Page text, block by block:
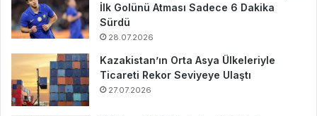
İlk Golünü Atması Sadece 6 Dakika
Sürdü
28.07.2026
Kazakistan’ın Orta Asya Ülkeleriyle
Ticareti Rekor Seviyeye Ulaştı
27.07.2026